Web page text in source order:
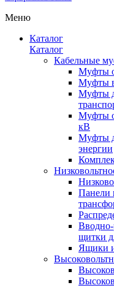
Меню
Каталог
Каталог
Кабельные
Муфты
Муфты
Муфты
Муфты
кВ
Муфты
энергии
Панели
Вводно-
щитки
Ящики